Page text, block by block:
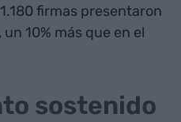
firmas presentaron
10% más que en el
sostenido